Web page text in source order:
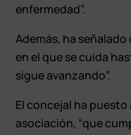
enfermedad”.
Además, ha
en el que se cuida
sigue avanzando”.
El concejal ha puesto
asociación, “que